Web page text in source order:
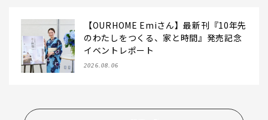
【OURHOME Emiさん】最新刊『10年先
のわたしをつくる、家と時間』発売記念
イベントレポート
2026.08.06